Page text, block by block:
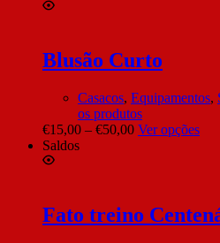
Blusão Curto
Casacos, Equipamentos,
os produtos
€15,00 – €50,00 Ver opções
Saldos
Fato treino